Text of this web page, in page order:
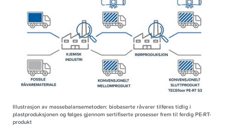
Illustrasjon av massebalansemetoden: biobaserte råvarer tilføres tidlig i
plastproduksjonen og følges gjennom sertifiserte prosesser frem til ferdig PE-RT-
produkt